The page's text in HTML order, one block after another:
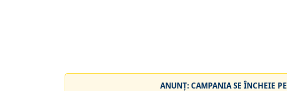
ANUNȚ: CAMPANIA SE ÎNCHEIE PE